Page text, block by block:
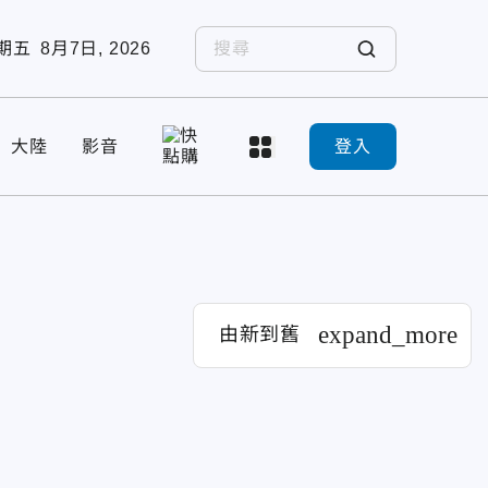
五 8月7日, 2026
大陸 影音 登入
由新到舊 expand_more